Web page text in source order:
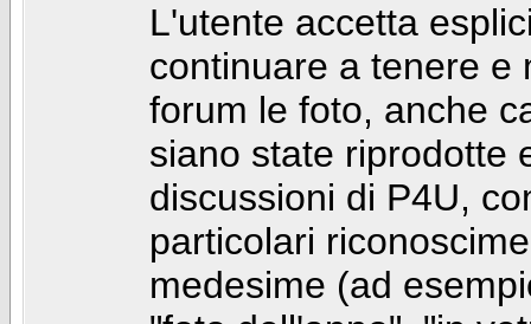
L'utente accetta
continuare a tenere e
forum le foto, anche
siano state riprodotte
discussioni di P4U,
particolari
medesime (ad